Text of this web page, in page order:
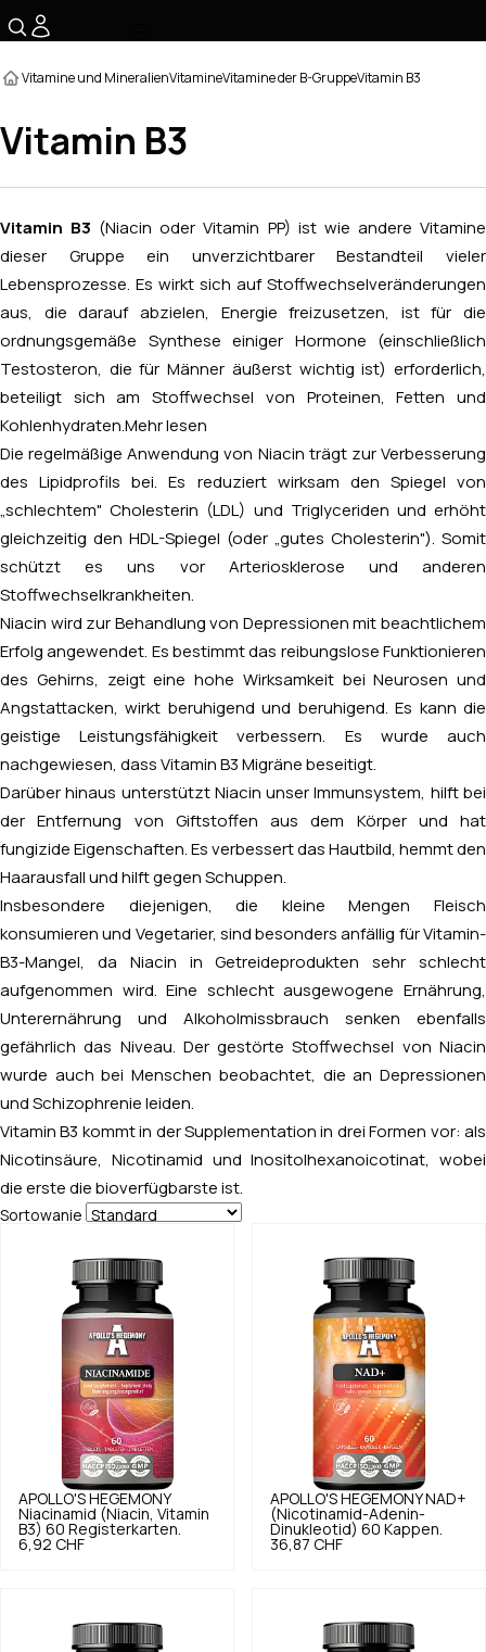
Vitamine und MineralienVitamineVitamine der B-GruppeVitamin B3
Vitamin B3
Vitamin B3 (Niacin oder Vitamin PP) ist wie andere Vitamine
dieser Gruppe ein unverzichtbarer Bestandteil vieler
Lebensprozesse. Es wirkt sich auf Stoffwechselveränderungen
aus, die darauf abzielen, Energie freizusetzen, ist für die
ordnungsgemäße Synthese einiger Hormone (einschließlich
Testosteron, die für Männer äußerst wichtig ist) erforderlich,
beteiligt sich am Stoffwechsel von Proteinen, Fetten und
Kohlenhydraten. Mehr lesen
Die regelmäßige Anwendung von Niacin trägt zur Verbesserung
des Lipidprofils bei. Es reduziert wirksam den Spiegel von
„schlechtem" Cholesterin (LDL) und Triglyceriden und erhöht
gleichzeitig den HDL-Spiegel (oder „gutes Cholesterin"). Somit
schützt es uns vor Arteriosklerose und anderen
Stoffwechselkrankheiten.
Niacin wird zur Behandlung von Depressionen mit beachtlichem
Erfolg angewendet. Es bestimmt das reibungslose Funktionieren
des Gehirns, zeigt eine hohe Wirksamkeit bei Neurosen und
Angstattacken, wirkt beruhigend und beruhigend. Es kann die
geistige Leistungsfähigkeit verbessern. Es wurde auch
nachgewiesen, dass Vitamin B3 Migräne beseitigt.
Darüber hinaus unterstützt Niacin unser Immunsystem, hilft bei
der Entfernung von Giftstoffen aus dem Körper und hat
fungizide Eigenschaften. Es verbessert das Hautbild, hemmt den
Haarausfall und hilft gegen Schuppen.
Insbesondere diejenigen, die kleine Mengen Fleisch
konsumieren und Vegetarier, sind besonders anfällig für Vitamin-
B3-Mangel, da Niacin in Getreideprodukten sehr schlecht
aufgenommen wird. Eine schlecht ausgewogene Ernährung,
Unterernährung und Alkoholmissbrauch senken ebenfalls
gefährlich das Niveau. Der gestörte Stoffwechsel von Niacin
wurde auch bei Menschen beobachtet, die an Depressionen
und Schizophrenie leiden.
Vitamin B3 kommt in der Supplementation in drei Formen vor: als
Nicotinsäure, Nicotinamid und Inositolhexanoicotinat, wobei
die erste die bioverfügbarste ist.
Sortowanie
APOLLO'S HEGEMONY
Niacinamid (Niacin, Vitamin
B3) 60 Registerkarten.
6,92 CHF
APOLLO'S HEGEMONY NAD+
(Nicotinamid-Adenin-
Dinukleotid) 60 Kappen.
36,87 CHF